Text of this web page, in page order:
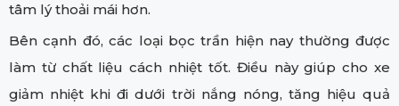
tâm lý thoải mái hơn.
Bên cạnh đó, các loại bọc trần hiện nay thường được
làm từ chất liệu cách nhiệt tốt. Điều này giúp cho xe
giảm nhiệt khi đi dưới trời nắng nóng, tăng hiệu quả